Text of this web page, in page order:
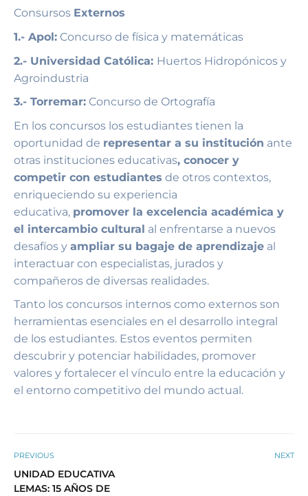
Consursos Externos
1.- Apol: Concurso de física y matemáticas
2.- Universidad Católica: Huertos Hidropónicos y
Agroindustria
3.- Torremar: Concurso de Ortografía
En los concursos los estudiantes tienen la
oportunidad de representar a su institución ante
otras instituciones educativas, conocer y
competir con estudiantes de otros contextos,
enriqueciendo su experiencia
educativa, promover la excelencia académica y
el intercambio cultural al enfrentarse a nuevos
desafíos y ampliar su bagaje de aprendizaje al
interactuar con especialistas, jurados y
compañeros de diversas realidades.
Tanto los concursos internos como externos son
herramientas esenciales en el desarrollo integral
de los estudiantes. Estos eventos permiten
descubrir y potenciar habilidades, promover
valores y fortalecer el vínculo entre la educación y
el entorno competitivo del mundo actual.
PREVIOUS
UNIDAD EDUCATIVA
LEMAS: 15 AÑOS DE
NEXT